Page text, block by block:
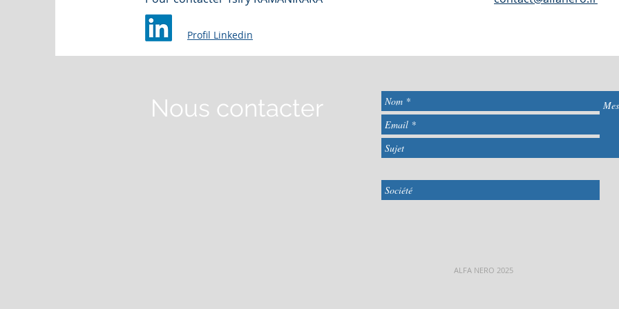
Profil Linkedin
Nous contacter
ALFA NERO 2025